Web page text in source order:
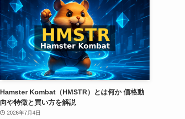
Hamster Kombat（HMSTR）とは何か 価格動
向や特徴と買い方を解説
2026年7月4日